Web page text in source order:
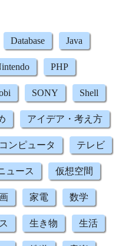
Database Java
PHP
SONY Shell
アイデア・考え方
コンピュータ テレビ
ュース 仮想空間
家電 数学
生き物 生活